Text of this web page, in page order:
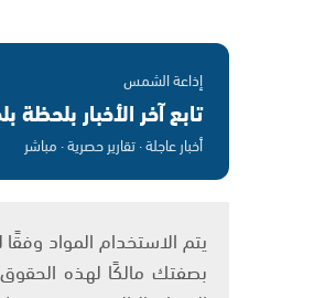
إذاعة الشمس
تابع آخر الأخبار بلحظة
أخبار عاجلة · تقارير حصرية · مباشر
بصفتك مالكًا لهذه